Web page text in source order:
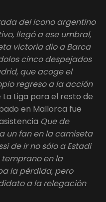
del icono argentino
llegó a ese umbral,
victoria dio a Barca
cinco despejados
que acoge el
regreso a la acción
Liga para el resto de
en Mallorca fue
Que de
un fan en la camiseta
de ir no sólo a Estadi
temprano en la
la pérdida, pero
a la relegación